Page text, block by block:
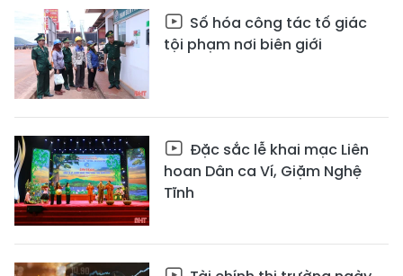
Số hóa công tác tố giác
tội phạm nơi biên giới
Đặc sắc lễ khai mạc Liên
hoan Dân ca Ví, Giặm Nghệ
Tĩnh